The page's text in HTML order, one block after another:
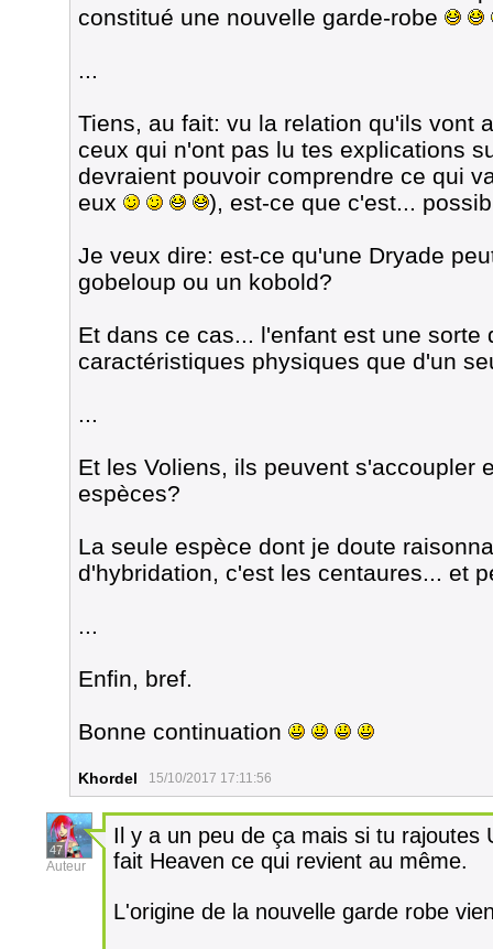
constitué une nouvelle garde-robe
...
Tiens, au fait: vu la relation qu'ils vont
ceux qui n'ont pas lu tes explications
devraient pouvoir comprendre ce qui
eux
), est-ce que c'est...
Je veux dire: est-ce qu'une Dryade
gobeloup ou un kobold?
Et dans ce cas... l'enfant est une sorte
caractéristiques physiques que d'un
...
Et les Voliens, ils peuvent s'accoupler
espèces?
La seule espèce dont je doute
d'hybridation, c'est les centaures... et
...
Enfin, bref.
Bonne continuation
Khordel 15/10/2017 17:11:56
47
Auteur
Il y a un peu de ça mais si tu rajoutes
fait Heaven ce qui revient au même.
L'origine de la nouvelle garde robe